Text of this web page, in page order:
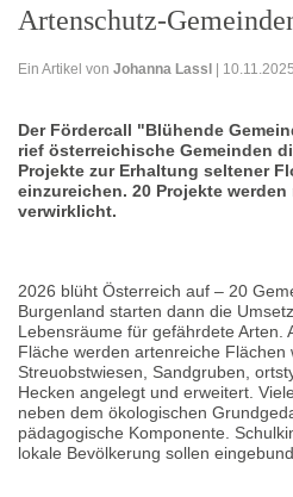
Artenschutz-
Ein Artikel von Johanna Lassl |
Der Fördercall "Blühende
rief österreichische Gemeinden
Projekte zur Erhaltung seltener
einzureichen. 20 Projekte
verwirklicht.
2026 blüht Österreich auf – 20
Burgenland starten dann die
Lebensräume für gefährdete Arten.
Fläche werden artenreiche Flächen
Streuobstwiesen, Sandgruben,
Hecken angelegt und erweitert.
neben dem ökologischen
pädagogische Komponente.
lokale Bevölkerung sollen